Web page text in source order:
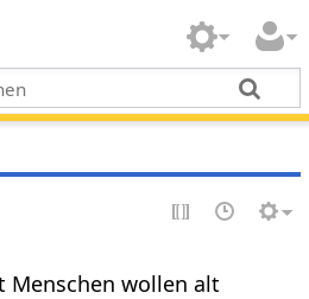
Menschen wollen alt